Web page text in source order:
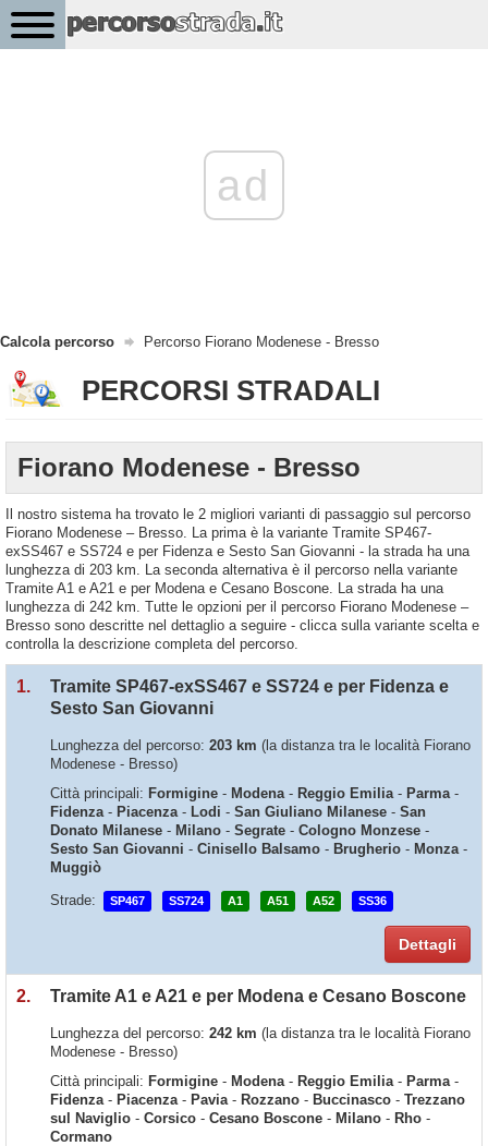
ad
Calcola percorso Percorso Fiorano Modenese - Bresso
PERCORSI STRADALI
Fiorano Modenese - Bresso
Il nostro sistema ha trovato le 2 migliori varianti di passaggio sul percorso
Fiorano Modenese – Bresso. La prima è la variante Tramite SP467-
exSS467 e SS724 e per Fidenza e Sesto San Giovanni - la strada ha una
lunghezza di 203 km. La seconda alternativa è il percorso nella variante
Tramite A1 e A21 e per Modena e Cesano Boscone. La strada ha una
lunghezza di 242 km. Tutte le opzioni per il percorso Fiorano Modenese –
Bresso sono descritte nel dettaglio a seguire - clicca sulla variante scelta e
controlla la descrizione completa del percorso.
1.
Tramite SP467-exSS467 e SS724 e per Fidenza e
Sesto San Giovanni
Lunghezza del percorso: 203 km (la distanza tra le località Fiorano
Modenese - Bresso)
Città principali: Formigine - Modena- Reggio Emilia- Parma-
Fidenza- Piacenza- Lodi - San Giuliano Milanese - San
Donato Milanese - Milano - Segrate - Cologno Monzese -
Sesto San Giovanni - Cinisello Balsamo - Brugherio - Monza-
Muggiò
Strade:
SP467 SS724 A1 A51 A52 SS36
Dettagli
2. Tramite A1 e A21 e per Modena e Cesano Boscone
Lunghezza del percorso: 242 km (la distanza tra le località Fiorano
Modenese - Bresso)
Città principali: Formigine - Modena- Reggio Emilia- Parma-
Fidenza- Piacenza- Pavia- Rozzano - Buccinasco - Trezzano
sul Naviglio - Corsico - Cesano Boscone - Milano - Rho -
Cormano